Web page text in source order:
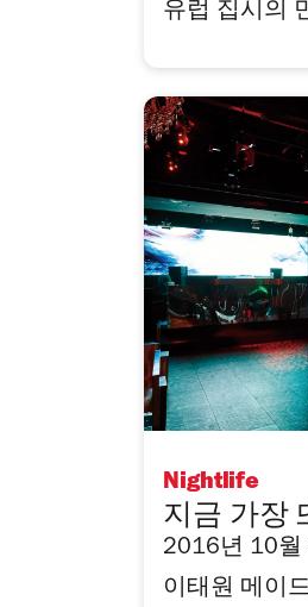
유럽 집시의
Nightlife
지금 가장
원 메이드
2016년 10월
이태원 메이